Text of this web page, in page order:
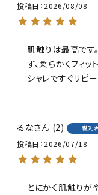
投稿日 2026/08/08
肌触りは最高です
ず、柔らかくフィ
シャレですぐリピー
るな 2 購入
投稿日 2026/07/18
とにかく肌触りが